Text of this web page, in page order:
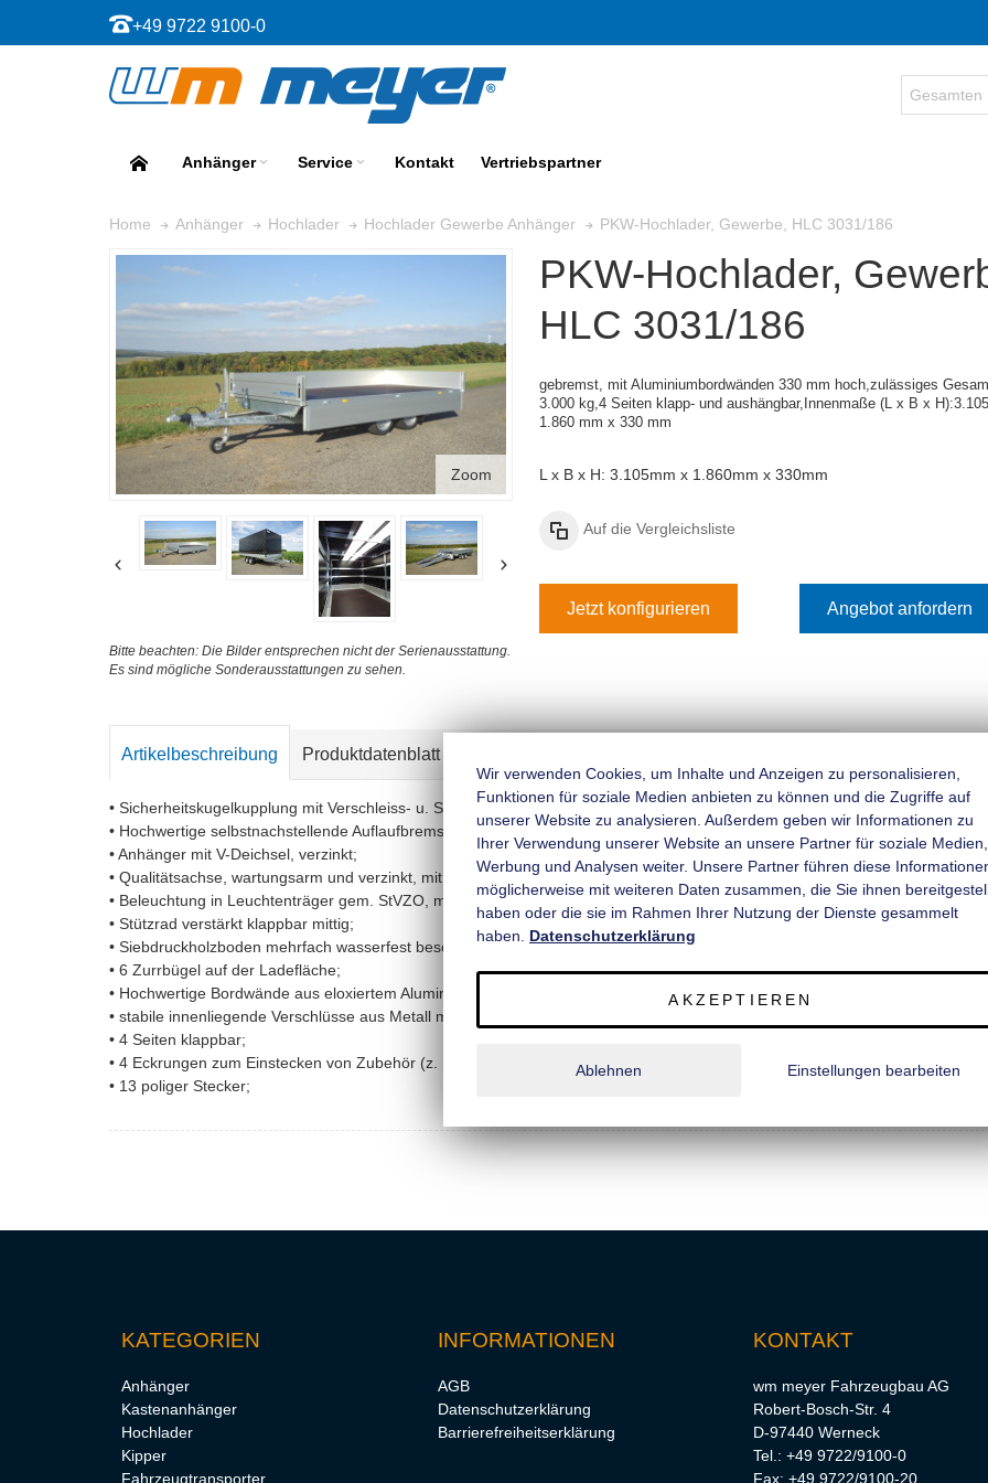
+49 9722 9100-0
Anhänger Service Kontakt Vertriebspartner
Home Anhänger Hochlader Hochlader Gewerbe Anhänger PKW-Hochlader, Gewerbe, HLC 3031/186
Zoom
Bitte beachten: Die Bilder entsprechen nicht der Serienausstattung.
Es sind mögliche Sonderausstattungen zu sehen.
PKW-Hochlader,
HLC 3031/186
gebremst, mit Aluminiumbordwänden 330 mm hoch,zulässiges
3.000 kg,4 Seiten klapp- und aushängbar, Innenmaße (L x B x H):
1.860 mm x 330 mm
L x B x H: 3.105mm x 1.860mm x 330mm
Auf die Vergleichsliste
Jetzt konfigurieren Angebot anfordern
Artikelbeschreibung Produktdatenblatt
• Sicherheitskugelkupplung mit Verschleiss- u. Sicherungsanzeige;
• Hochwertige selbstnachstellende Auflaufbremse mit Rückfahrautomatik;
• Anhänger mit V-Deichsel, verzinkt;
• Qualitätsachse, wartungsarm und verzinkt, mit Gummifederung für besseres Fahrverhalten;
• Beleuchtung in Leuchtenträger gem. StVZO, mit Nebelschlussleuchte u. Rückfahrscheinwerfer;
• Stützrad verstärkt klappbar mittig;
• Siebdruckholzboden mehrfach wasserfest beschichtet und rutschhemmend, Schnittkanten versiegelt;
• 6 Zurrbügel auf der Ladefläche;
• Hochwertige Bordwände aus eloxiertem Aluminium, doppelwandig (Stärke: 25 mm, Höhe: 330 mm);
• stabile innenliegende Verschlüsse aus Metall mit Feder;
• 4 Seiten klappbar;
• 4 Eckrungen zum Einstecken von Zubehör (z. B. Bordwanderhöhung, Planenaufbau);
• 13 poliger Stecker;
KATEGORIEN
Anhänger
Kastenanhänger
Hochlader
Kipper
Fahrzeugtransporter
INFORMATIONEN
AGB
Datenschutzerklärung
Barrierefreiheitserklärung
KONTAKT
wm meyer Fahrzeugbau AG
Robert-Bosch-Str. 4
D-97440 Werneck
Tel.: +49 9722/9100-0
Fax: +49 9722/9100-20
Wir verwenden Cookies, um Inhalte und Anzeigen zu personalisieren,
Funktionen für soziale Medien anbieten zu können und die Zugriffe auf
unserer Website zu analysieren. Außerdem geben wir Informationen zu
Ihrer Verwendung unserer Website an unsere Partner für soziale Medien,
Werbung und Analysen weiter. Unsere Partner führen diese
möglicherweise mit weiteren Daten zusammen, die Sie ihnen
haben oder die sie im Rahmen Ihrer Nutzung der Dienste gesammelt
haben. Datenschutzerklärung
AKZEPTIEREN
Ablehnen Einstellungen bearbeiten